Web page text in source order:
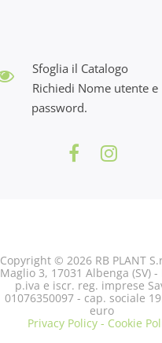
Sfoglia il Catalogo
Richiedi Nome utente e
password.
Copyright © 2026 RB PLANT
Maglio 3, 17031 Albenga (SV)
p.iva e iscr. reg. imprese
01076350097 - cap. sociale
euro
Privacy Policy - Cookie